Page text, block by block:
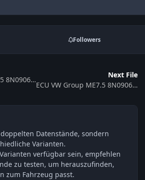
Followers
ECU VW Group ME7.5 8N0906018CH 0261208269 367511
Next File
ECU VW Group ME7.5 8N0906018BC 366366
Datenstände, sondern
Varianten.
verfügbar sein, empfehlen
zu testen, um herauszufinden,
zum Fahrzeug passt.